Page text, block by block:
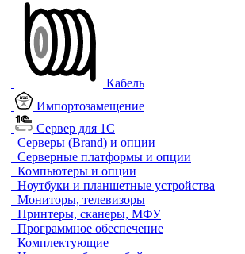
Кабель
Импортозамещение
Сервер для 1С
Серверы (Brand) и опции
Серверные платформы и опции
Компьютеры и опции
Ноутбуки и планшетные устройства
Мониторы, телевизоры
Принтеры, сканеры, МФУ
Программное обеспечение
Комплектующие